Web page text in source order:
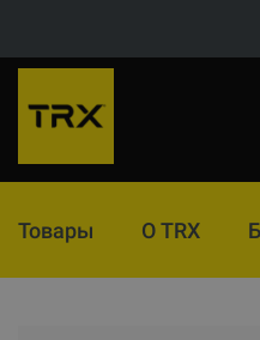
Товары О TRX